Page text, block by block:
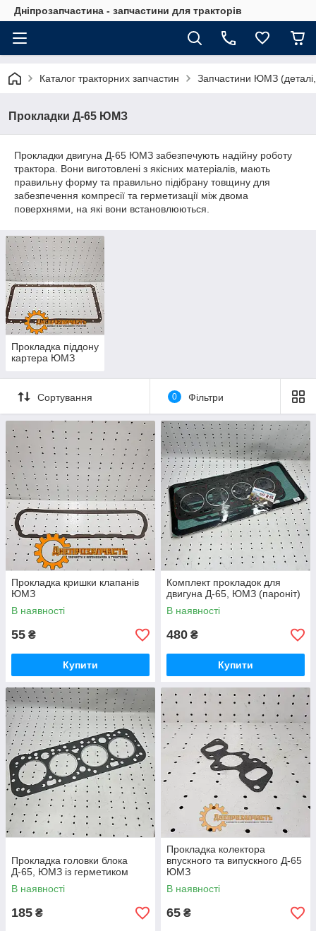
Дніпрозапчастина - запчастини для тракторів
Каталог тракторних запчастин Запчастини ЮМЗ
Прокладки Д-65 ЮМЗ
Прокладки двигуна Д-65 ЮМЗ забезпечують надійну роботу
трактора. Вони виготовлені з якісних матеріалів, мають
правильну форму та правильно підібрану товщину для
забезпечення компресії та герметизації між двома
поверхнями, на які вони встановлюються.
Прокладка піддону
картера ЮМЗ
Сортування 0 Фільтри
Прокладка кришки клапанів
ЮМЗ
В наявності
55 ₴
Купити
Комплект прокладок для
двигуна Д-65, ЮМЗ (пароніт)
В наявності
480 ₴
Купити
Прокладка головки блока
Д-65, ЮМЗ із герметиком
В наявності
185 ₴
Прокладка колектора
впускного та випускного Д-65
ЮМЗ
В наявності
65 ₴